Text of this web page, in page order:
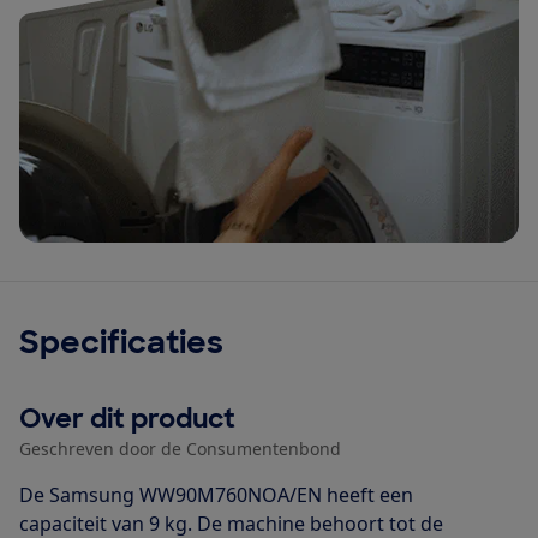
Specificaties
Over dit product
Geschreven door de Consumentenbond
De Samsung WW90M760NOA/EN heeft een
capaciteit van 9 kg. De machine behoort tot de